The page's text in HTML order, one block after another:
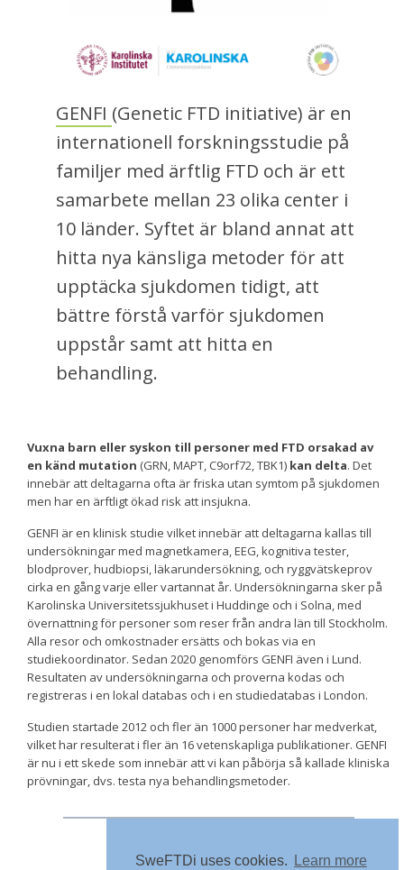
SweFTDi uses cookies. Learn more
GENFI (Genetic FTD initiative) är en
internationell forskningsstudie på
familjer med ärftlig FTD och är ett
samarbete mellan 23 olika center i
10 länder. Syftet är bland annat att
hitta nya känsliga metoder för att
upptäcka sjukdomen tidigt, att
bättre förstå varför sjukdomen
uppstår samt att hitta en
behandling.
Vuxna barn eller syskon till personer med FTD orsakad av
en känd mutation (GRN, MAPT, C9orf72, TBK1) kan delta. Det
innebär att deltagarna ofta är friska utan symtom på sjukdomen
men har en ärftligt ökad risk att insjukna.
GENFI är en klinisk studie vilket innebär att deltagarna kallas till
undersökningar med magnetkamera, EEG, kognitiva tester,
blodprover, hudbiopsi, läkarundersökning, och ryggvätskeprov
cirka en gång varje eller vartannat år. Undersökningarna sker på
Karolinska Universitetssjukhuset i Huddinge och i Solna, med
övernattning för personer som reser från andra län till Stockholm.
Alla resor och omkostnader ersätts och bokas via en
studiekoordinator. Sedan 2020 genomförs GENFI även i Lund.
Resultaten av undersökningarna och proverna kodas och
registreras i en lokal databas och i en studiedatabas i London.
Studien startade 2012 och fler än 1000 personer har medverkat,
vilket har resulterat i fler än 16 vetenskapliga publikationer. GENFI
är nu i ett skede som innebär att vi kan påbörja så kallade kliniska
prövningar, dvs. testa nya behandlingsmetoder.